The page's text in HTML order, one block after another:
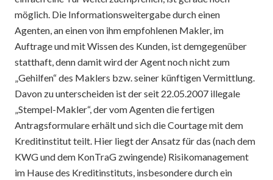
möglich. Die Informationsweitergabe durch einen
Agenten, an einen von ihm empfohlenen Makler, im
Auftrage und mit Wissen des Kunden, ist demgegenüber
statthaft, denn damit wird der Agent noch nicht zum
„Gehilfen“ des Maklers bzw. seiner künftigen Vermittlung.
Davon zu unterscheiden ist der seit 22.05.2007 illegale
„Stempel-Makler“, der vom Agenten die fertigen
Antragsformulare erhält und sich die Courtage mit dem
Kreditinstitut teilt. Hier liegt der Ansatz für das (nach dem
KWG und dem KonTraG zwingende) Risikomanagement
im Hause des Kreditinstituts, insbesondere durch ein